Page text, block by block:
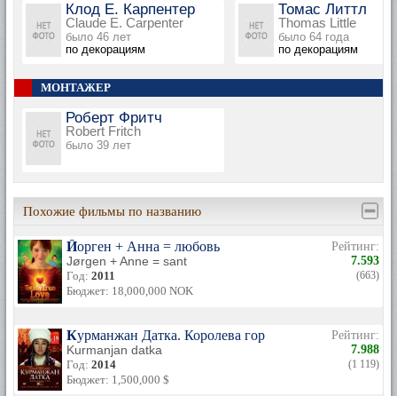
Клод Е. Карпентер
Claude E. Carpenter
было 46 лет
по декорациям
Томас Литтл
Thomas Little
было 64 года
по декорациям
МОНТАЖЕР
Роберт Фритч
Robert Fritch
было 39 лет
Похожие фильмы по названию
Йорген + Анна = любовь
Jørgen + Anne = sant
Год: 2011
Бюджет: 18,000,000 NOK
Рейтинг:
7.593
(663)
Курманжан Датка. Королева гор
Kurmanjan datka
Год: 2014
Бюджет: 1,500,000 $
Рейтинг:
7.988
(1 119)